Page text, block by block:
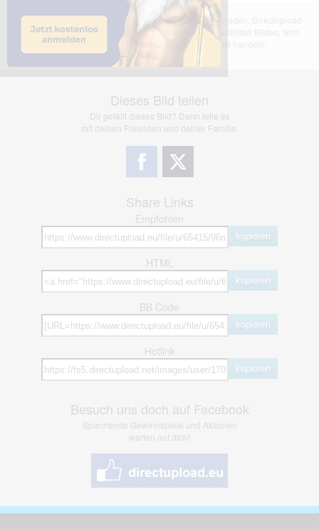
Das dargestellte Bild wurde von einem Nutzer hochgeladen. Directupload
übernimmt keinerlei Haftung für den Inhalt des dargestellten Bildes, wird
jedoch bei Verstößen nach §2(3) unserer AGB handeln.
Dieses Bild teilen
Dir gefällt dieses Bild? Dann teile es
mit deinen Freunden und deiner Familie.
Share Links
Empfohlen
kopieren
HTML
kopieren
BB Code
kopieren
Hotlink
kopieren
Besuch uns doch auf Facebook
Spannende Gewinnspiele und Aktionen
warten auf dich!